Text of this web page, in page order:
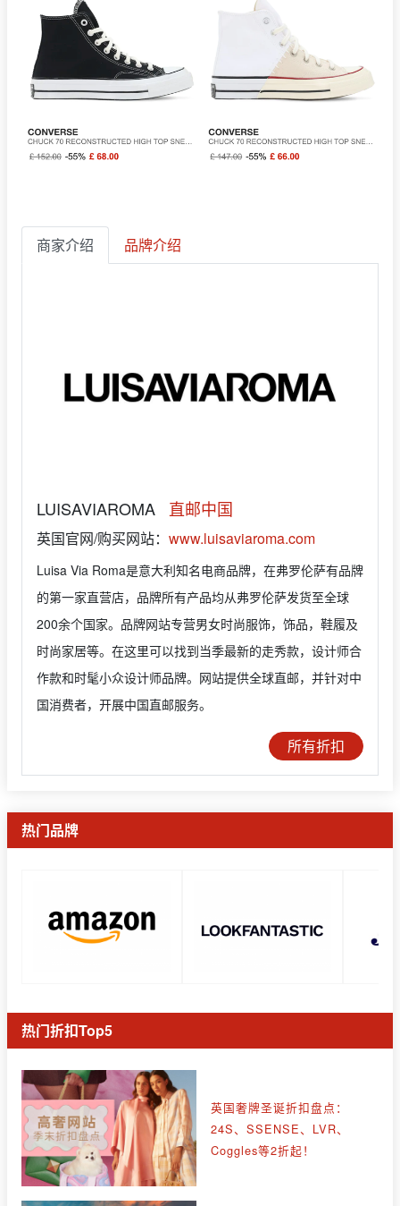
商家介绍 品牌介绍
LUISAVIAROMA 直邮中国
英国官网/购买网站： www.luisaviaroma.com
Luisa Via Roma是意大利知名电商品牌，在弗罗伦萨有品牌
的第一家直营店，品牌所有产品均从弗罗伦萨发货至全球
200余个国家。品牌网站专营男女时尚服饰，饰品，鞋履及
时尚家居等。在这里可以找到当季最新的走秀款，设计师合
作款和时髦小众设计师品牌。网站提供全球直邮，并针对中
国消费者，开展中国直邮服务。
所有折扣
热门品牌
热门折扣Top5
英国奢牌圣诞折扣盘点：
24S、SSENSE、LVR、
Coggles等2折起！